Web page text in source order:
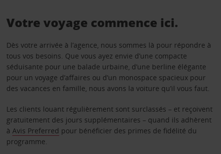
Votre voyage commence ici.
Dès votre arrivée à l’agence, nous sommes là pour répondre à
tous vos besoins. Que vous ayez envie d’une compacte
séduisante pour une balade urbaine, d’une berline élégante
pour un voyage d’affaires ou d’un monospace spacieux pour
des vacances en famille, nous avons la voiture qu’il vous faut.
Les clients louant régulièrement sont surclassés – et reçoivent
gratuitement des jours supplémentaires – quand ils adhèrent
à Avis Preferred pour bénéficier des primes de fidélité du
programme.